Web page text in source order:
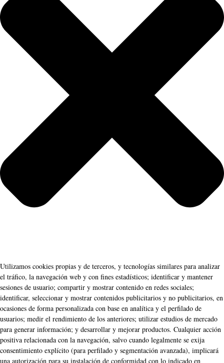
Utilizamos cookies propias y de terceros, y tecnologías similares para analizar
el tráfico, la navegación web y con fines estadísticos; identificar y mantener
sesiones de usuario; compartir y mostrar contenido en redes sociales;
identificar, seleccionar y mostrar contenidos publicitarios y no publicitarios, en
ocasiones de forma personalizada con base en analítica y el perfilado de
usuarios; medir el rendimiento de los anteriores; utilizar estudios de mercado
para generar información; y desarrollar y mejorar productos. Cualquier acción
positiva relacionada con la navegación, salvo cuando legalmente se exija
consentimiento explícito (para perfilado y segmentación avanzada), implicará
una autorización para su instalación de conformidad con lo indicado en